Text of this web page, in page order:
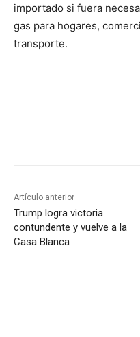
importado si fuera
gas para hogares,
transporte.
Artículo anterior
Trump logra victoria
contundente y vuelve a la
Casa Blanca